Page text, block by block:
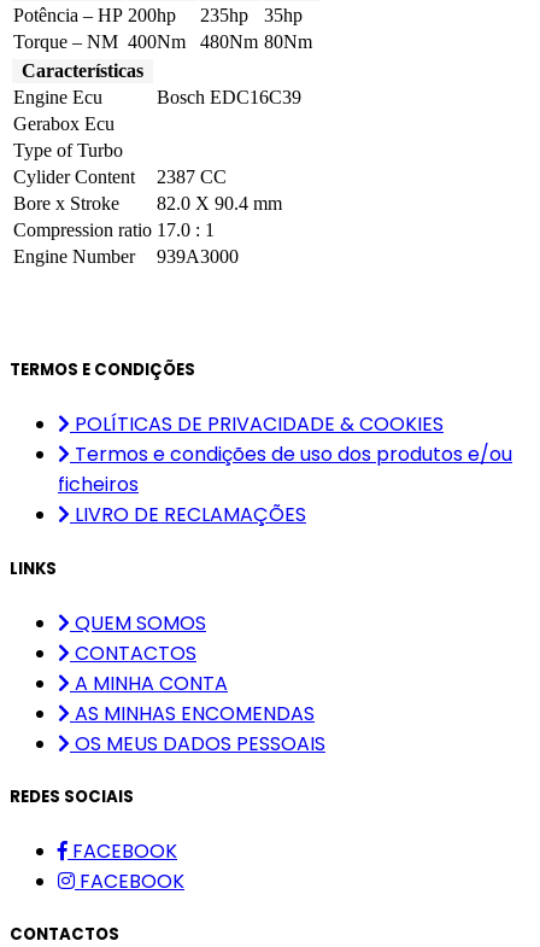
Potência – HP 200hp 235hp
35hp
Torque – NM 400Nm 480Nm 80Nm
Características
Engine Ecu
Bosch EDC16C39
Gerabox Ecu
Type of Turbo
Cylider Content
2387 CC
Bore x Stroke
82.0 X 90.4 mm
Compression ratio 17.0 : 1
Engine Number
939A3000
TERMOS E CONDIÇÕES
POLÍTICAS DE PRIVACIDADE & COOKIES
Termos e condições de uso dos produtos e/ou
ficheiros
LIVRO DE RECLAMAÇÕES
LINKS
QUEM SOMOS
CONTACTOS
A MINHA CONTA
AS MINHAS ENCOMENDAS
OS MEUS DADOS PESSOAIS
REDES SOCIAIS
FACEBOOK
FACEBOOK
CONTACTOS